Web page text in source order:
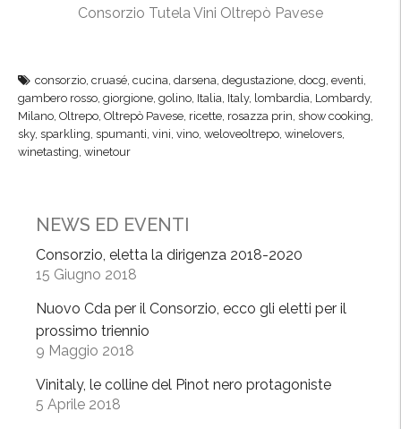
Consorzio Tutela Vini Oltrepò Pavese
consorzio, cruasé, cucina, darsena, degustazione, docg, eventi,
gambero rosso, giorgione, golino, Italia, Italy, lombardia, Lombardy,
Milano, Oltrepo, Oltrepò Pavese, ricette, rosazza prin, show cooking,
sky, sparkling, spumanti, vini, vino, weloveoltrepo, winelovers,
winetasting, winetour
NEWS ED EVENTI
Consorzio, eletta la dirigenza 2018-2020
15 Giugno 2018
Nuovo Cda per il Consorzio, ecco gli eletti per il
prossimo triennio
9 Maggio 2018
Vinitaly, le colline del Pinot nero protagoniste
5 Aprile 2018